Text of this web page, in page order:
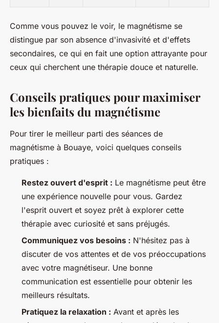
Comme vous pouvez le voir, le magnétisme se
distingue par son absence d'invasivité et d'effets
secondaires, ce qui en fait une option attrayante pour
ceux qui cherchent une thérapie douce et naturelle.
Conseils pratiques pour maximiser
les bienfaits du magnétisme
Pour tirer le meilleur parti des séances de
magnétisme à Bouaye, voici quelques conseils
pratiques :
Restez ouvert d'esprit : Le magnétisme peut être
une expérience nouvelle pour vous. Gardez
l'esprit ouvert et soyez prêt à explorer cette
thérapie avec curiosité et sans préjugés.
Communiquez vos besoins : N'hésitez pas à
discuter de vos attentes et de vos préoccupations
avec votre magnétiseur. Une bonne
communication est essentielle pour obtenir les
meilleurs résultats.
Pratiquez la relaxation : Avant et après les